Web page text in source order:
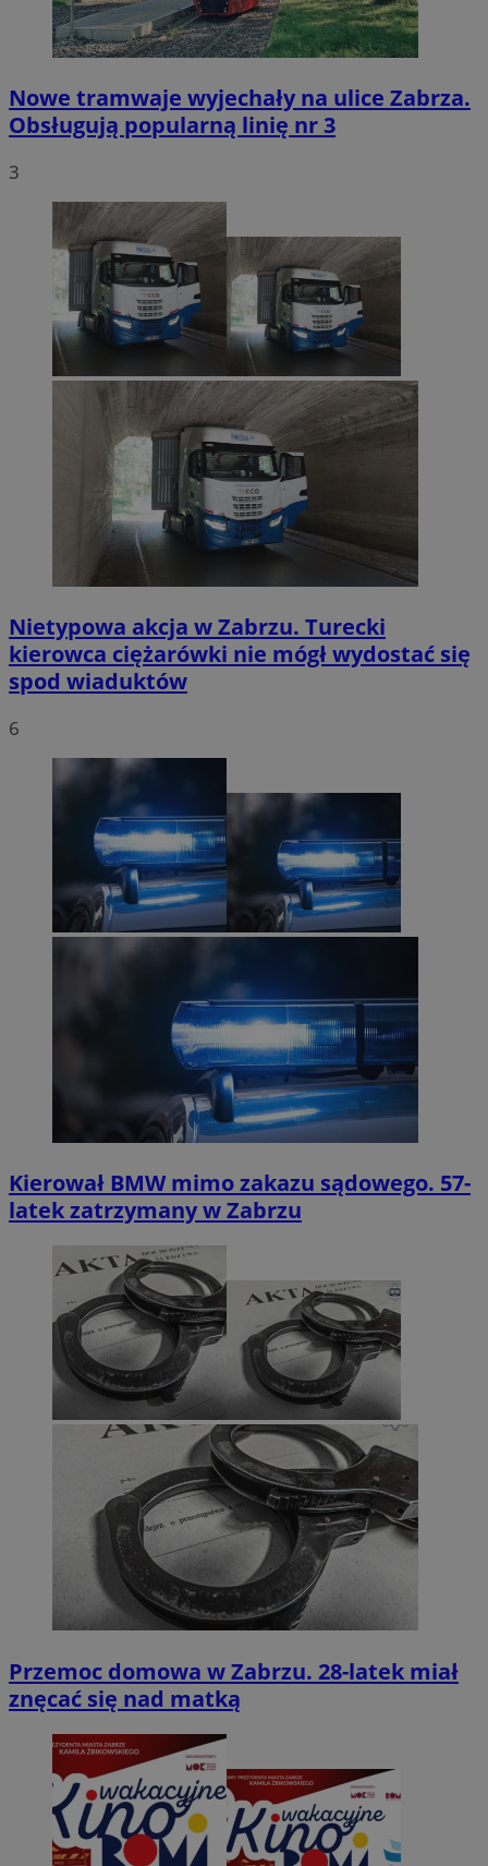
Nowe tramwaje wyjechały na ulice Zabrza.
Obsługują popularną linię nr 3
3
Nietypowa akcja w Zabrzu. Turecki
kierowca ciężarówki nie mógł wydostać się
spod wiaduktów
6
Kierował BMW mimo zakazu sądowego. 57-
latek zatrzymany w Zabrzu
Przemoc domowa w Zabrzu. 28-latek miał
znęcać się nad matką